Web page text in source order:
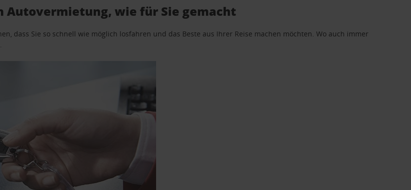
wie für Sie gemacht
dass Sie so schnell wie möglich losfahren und das Beste aus Ihrer Reise machen möchten. Wo auch immer